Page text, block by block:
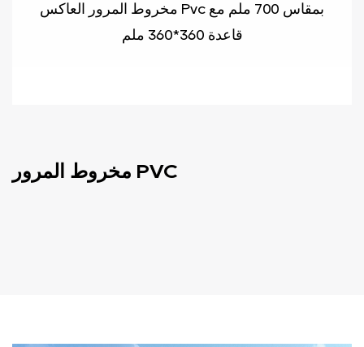
مخروط المرور العاكس Pvc بمقاس 700 ملم مع
قاعدة 360*360 ملم
مخروط المرور PVC